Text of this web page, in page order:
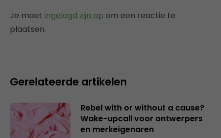
Je moet ingelogd zijn op om een reactie te
plaatsen.
Gerelateerde artikelen
Rebel with or without a cause?
Wake-upcall voor ontwerpers
en merkeigenaren